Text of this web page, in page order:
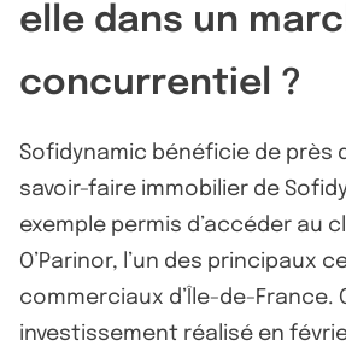
elle dans un
concurrentiel ?
Sofidynamic bénéficie de près
savoir-faire immobilier de
exemple permis d’accéder au
O’Parinor, l’un des principaux
commerciaux d’Île-de-France.
investissement réalisé en